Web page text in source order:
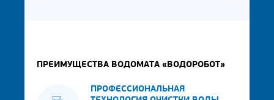
ПРЕИМУЩЕСТВА ВОДОМАТА «ВОДОРОБОТ»
ПРОФЕССИОНАЛЬНАЯ